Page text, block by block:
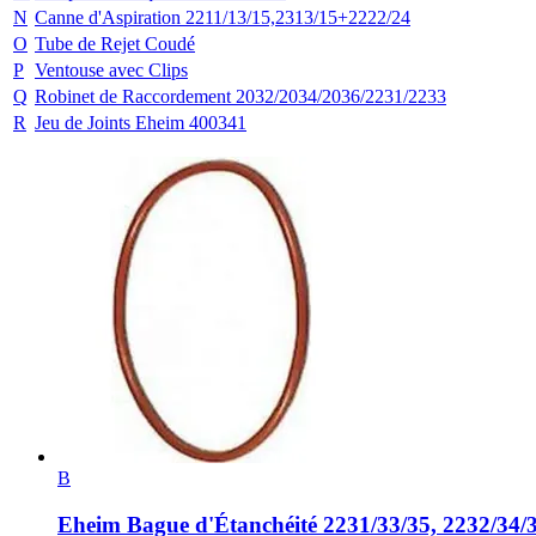
N Canne d'Aspiration 2211/13/15,2313/15+2222/24
O Tube de Rejet Coudé
P Ventouse avec Clips
Q Robinet de Raccordement 2032/2034/2036/2231/2233
R Jeu de Joints Eheim 400341
B
Eheim Bague d'Étanchéité 2231/33/35, 2232/34/